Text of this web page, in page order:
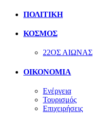
ΠΟΛΙΤΙΚΗ
ΚΟΣΜΟΣ
22ΟΣ ΑΙΩΝΑΣ
ΟΙΚΟΝΟΜΙΑ
Ενέργεια
Τουρισμός
Επιχειρήσεις